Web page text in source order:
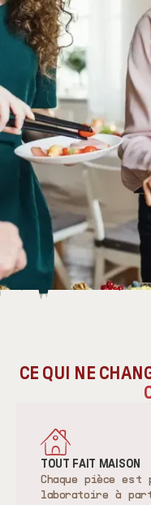
CE QUI NE
TOUT FAIT MAISON
Chaque pièce est
laboratoire à